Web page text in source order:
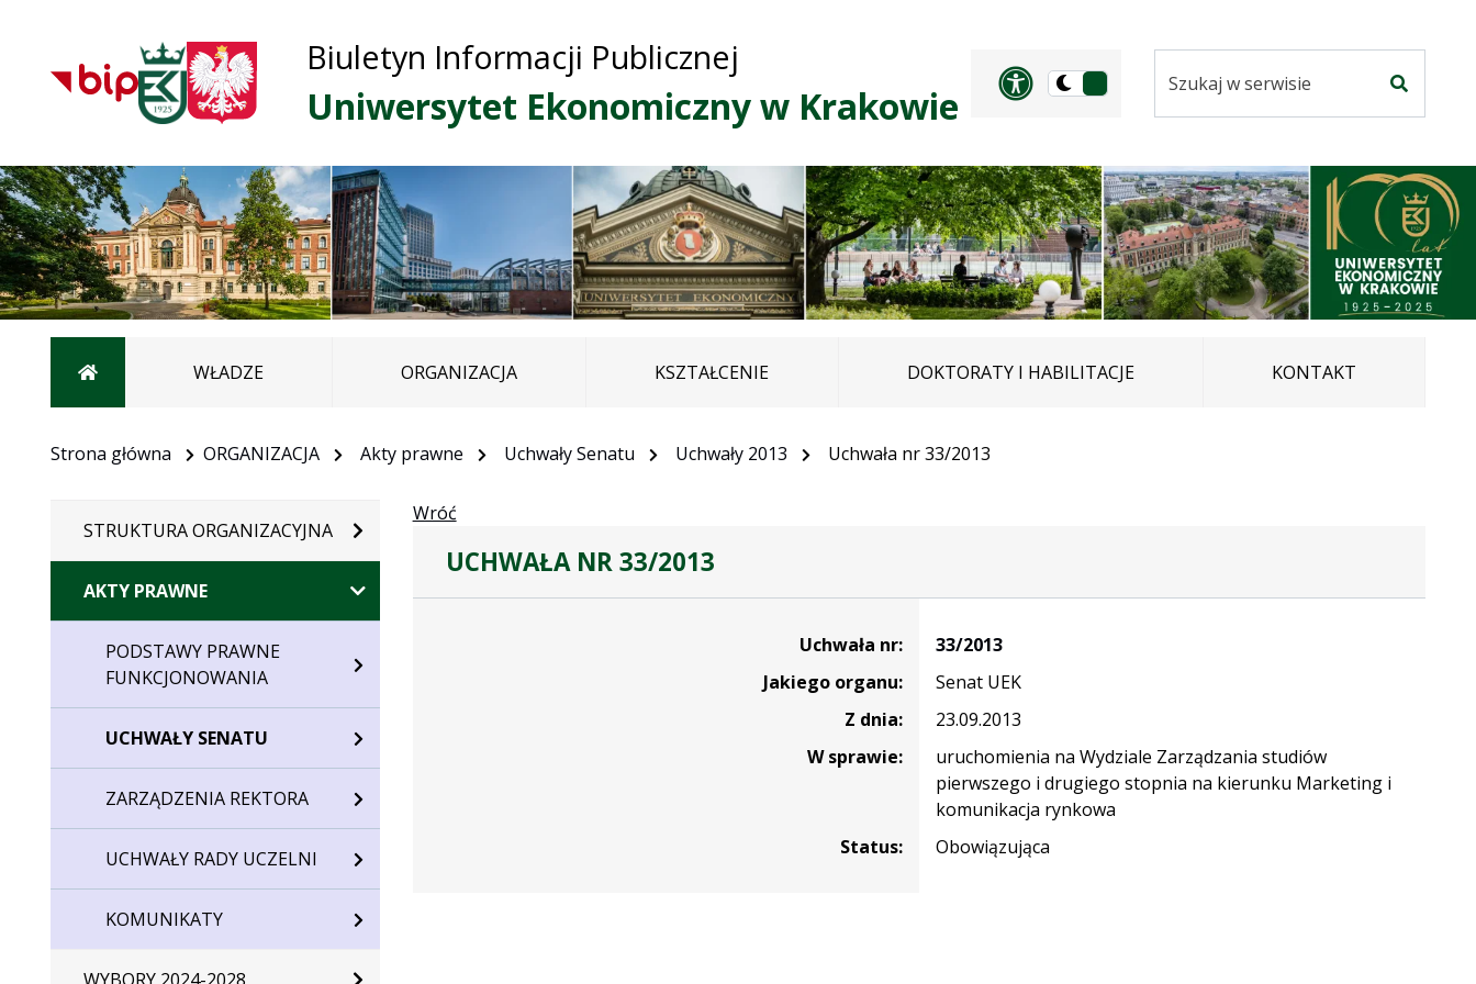
głównego menu
Przejdź do treści
Przejdź do mapy
serwisu
Biuletyn Informacji Publicznej
Uniwersytet Ekonomiczny w Krakowie
Panel dostosowania
Przełącz
ciemną
serwisie
Strona głównaWŁADZE ORGANIZACJA KSZTAŁCENIE DOKTORATY I HABILITACJE KONTAKT
Strona główna ORGANIZACJA Akty prawne Uchwały Senatu Uchwały 2013 Uchwała nr 33/2013
STRUKTURA ORGANIZACYJNA
AKTY PRAWNE
PODSTAWY PRAWNE
FUNKCJONOWANIA
UCHWAŁY SENATU
ZARZĄDZENIA REKTORA
UCHWAŁY RADY UCZELNI
KOMUNIKATY
Wróć
UCHWAŁA NR 33/2013
Uchwała nr:
33/2013
Jakiego organu:
Senat UEK
Z dnia:
23.09.2013
W sprawie:
uruchomienia na Wydziale Zarządzania studiów
pierwszego i drugiego stopnia na kierunku Marketing i
komunikacja rynkowa
Status:
Obowiązująca